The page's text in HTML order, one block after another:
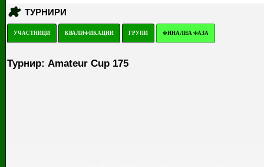
ТУРНИРИ
УЧАСТНИЦИ КВАЛИФИКАЦИИ ГРУПИ ФИНАЛНА ФАЗА
Турнир: Amateur Cup 175